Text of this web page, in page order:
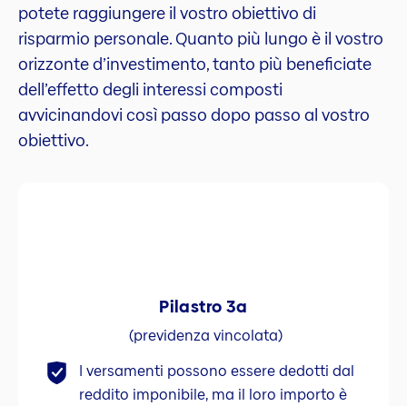
potete raggiungere il vostro obiettivo di
risparmio personale. Quanto più lungo è il vostro
orizzonte d’investimento, tanto più beneficiate
dell’effetto degli interessi composti
avvicinandovi così passo dopo passo al vostro
obiettivo.
Pilastro 3a
(previdenza vincolata)
I versamenti possono essere dedotti dal
reddito imponibile, ma il loro importo è